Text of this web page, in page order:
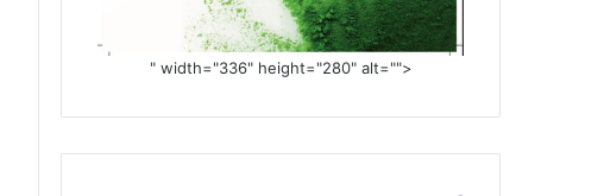
" width="336" height="280" alt="">